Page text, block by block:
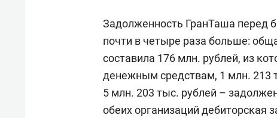
Задолженность ГранТаша перед
почти в четыре раза больше:
составила 176 млн. рублей, из
денежным средствам, 1 млн. 213
5 млн. 203 тыс. рублей –
обеих организаций дебиторская